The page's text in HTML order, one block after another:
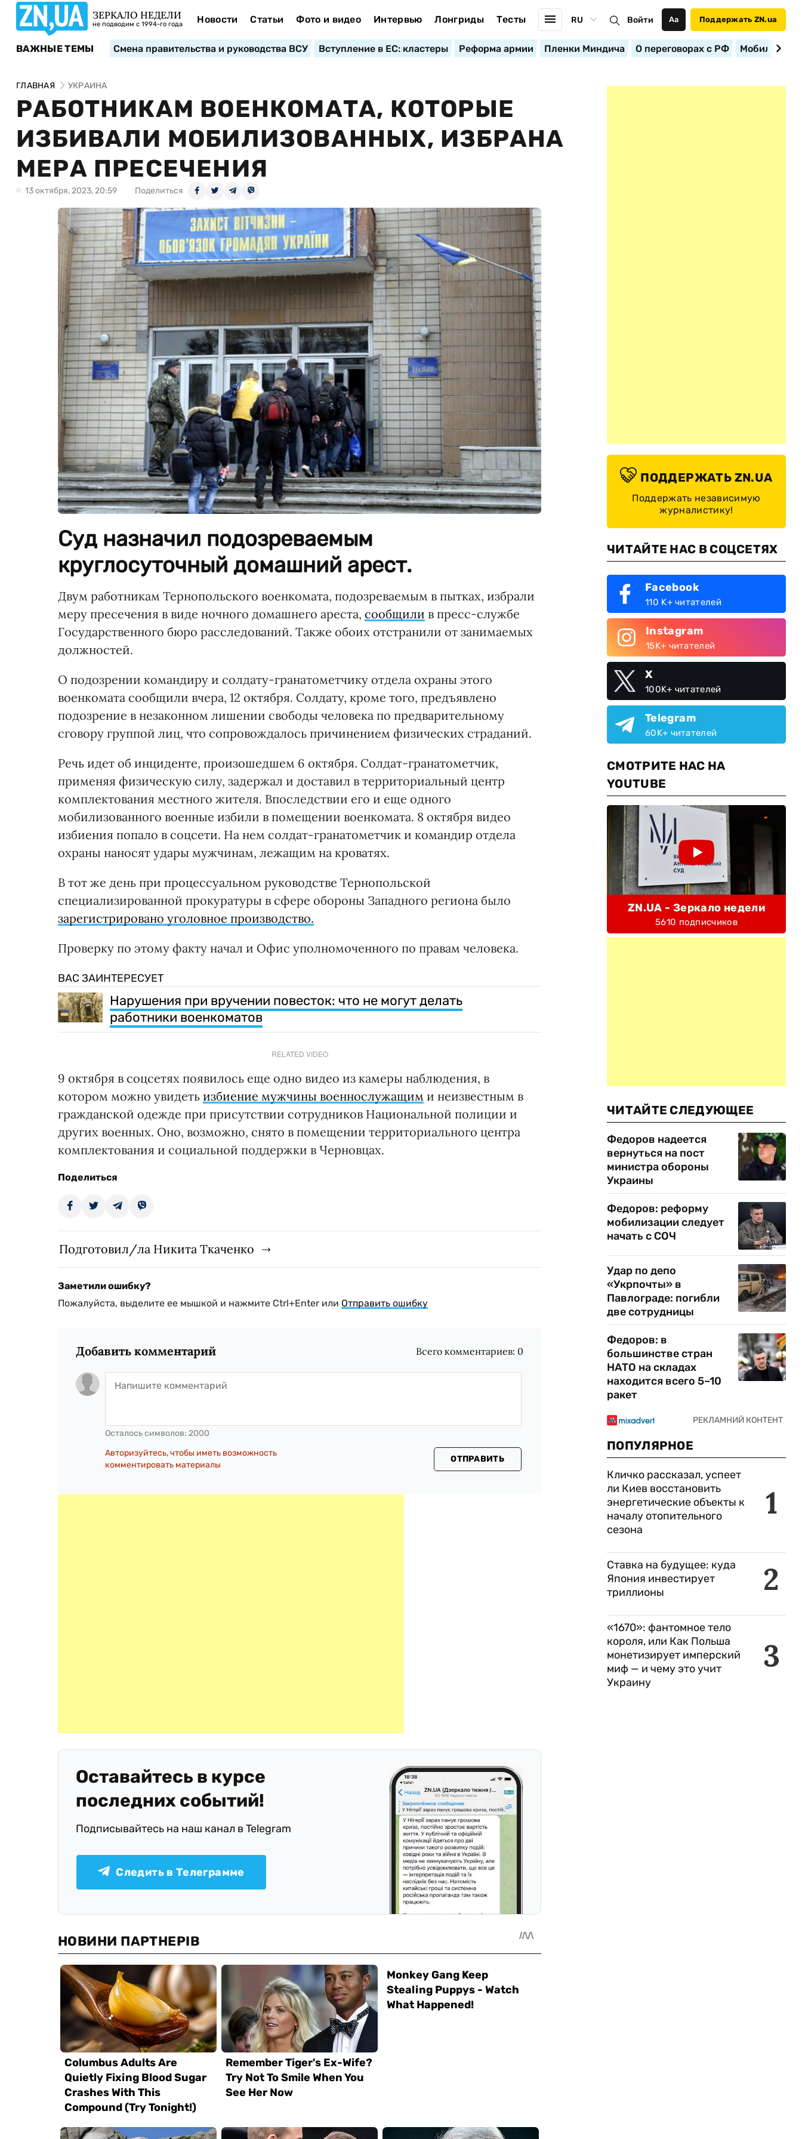
ЗЕРКАЛО НЕДЕЛИ
не подводим с 1994-го года Новости Статьи Фото и видео Интервью Лонгриды Тесты RU Войти Аа Поддержать ZN.ua
ВАЖНЫЕ ТЕМЫ Смена правительства и руководства ВСУ Вступление в ЕС: кластеры Реформа армии Пленки Миндича О переговорах с РФ
ГЛАВНАЯ УКРАИНА
РАБОТНИКАМ ВОЕНКОМАТА, КОТОРЫЕ
ИЗБИВАЛИ МОБИЛИЗОВАННЫХ, ИЗБРАНА
МЕРА ПРЕСЕЧЕНИЯ
13 октября, 2023, 20:59 Поделиться
Суд назначил подозреваемым
круглосуточный домашний арест.
Двум работникам Тернопольского военкомата, подозреваемым в пытках, избрали
меру пресечения в виде ночного домашнего ареста, сообщили в пресс-службе
Государственного бюро расследований. Также обоих отстранили от занимаемых
должностей.
О подозрении командиру и солдату-гранатометчику отдела охраны этого
военкомата сообщили вчера, 12 октября. Солдату, кроме того, предъявлено
подозрение в незаконном лишении свободы человека по предварительному
сговору группой лиц, что сопровождалось причинением физических страданий.
Речь идет об инциденте, произошедшем 6 октября. Солдат-гранатометчик,
применяя физическую силу, задержал и доставил в территориальный центр
комплектования местного жителя. Впоследствии его и еще одного
мобилизованного военные избили в помещении военкомата. 8 октября видео
избиения попало в соцсети. На нем солдат-гранатометчик и командир отдела
охраны наносят удары мужчинам, лежащим на кроватях.
В тот же день при процессуальном руководстве Тернопольской
специализированной прокуратуры в сфере обороны Западного региона было
зарегистрировано уголовное производство.
Проверку по этому факту начал и Офис уполномоченного по правам человека.
ВАС ЗАИНТЕРЕСУЕТ
Нарушения при вручении повесток: что не могут делать
работники военкоматов
RELATED VIDEO
9 октября в соцсетях появилось еще одно видео из камеры наблюдения, в
котором можно увидеть избиение мужчины военнослужащим и неизвестным в
гражданской одежде при присутствии сотрудников Национальной полиции и
других военных. Оно, возможно, снято в помещении территориального центра
комплектования и социальной поддержки в Черновцах.
Поделиться
Подготовил/ла Никита Ткаченко
Заметили ошибку?
Пожалуйста, выделите ее мышкой и нажмите Ctrl+Enter или Отправить ошибку
Добавить комментарий Всего комментариев: 0
Осталось символов: 2000
Авторизуйтесь, чтобы иметь возможность
комментировать материалы
ОТПРАВИТЬ
Оставайтесь в курсе
последних событий!
Подписывайтесь на наш канал в Telegram
Следить в Телеграмме
ПОДДЕРЖАТЬ ZN.UA
Поддержать независимую
журналистику!
ЧИТАЙТЕ НАС В СОЦСЕТЯХ
Facebook
110 K+ читателей
Instagram
15K+ читателей
X
100K+ читателей
Telegram
60K+ читателей
СМОТРИТЕ НАС НА
YOUTUBE
ZN.UA - Зеркало недели
5610 подписчиков
ЧИТАЙТЕ СЛЕДУЮЩЕЕ
Федоров надеется
вернуться на пост
министра обороны
Украины
Федоров: реформу
мобилизации следует
начать с СОЧ
Удар по депо
«Укрпочты» в
Павлограде: погибли
две сотрудницы
Федоров: в
большинстве стран
НАТО на складах
находится всего 5–10
ракет
ПОПУЛЯРНОЕ
1
Кличко рассказал, успеет
ли Киев восстановить
энергетические объекты к
началу отопительного
сезона
2
Ставка на будущее: куда
Япония инвестирует
триллионы
3
«1670»: фантомное тело
короля, или Как Польша
монетизирует имперский
миф — и чему это учит
Украину